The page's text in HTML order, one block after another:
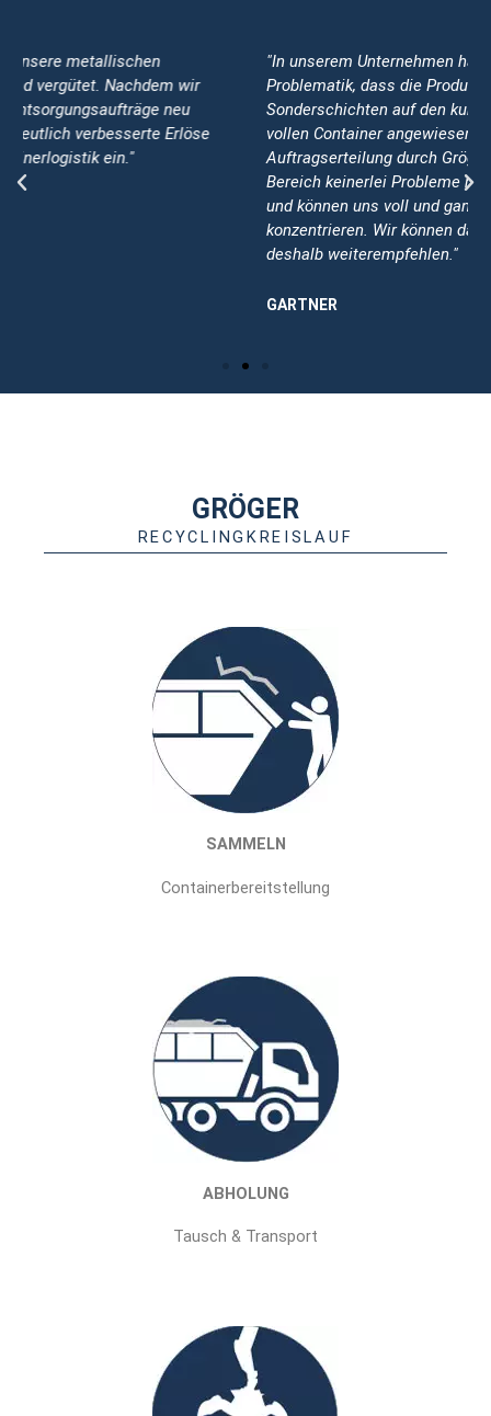
"In unserem Unternehmen haben wir immer wieder die
Problematik, dass die Produktion durch
Sonderschichten auf den kurzfristigen Austausch der
vollen Container angewiesen ist. Seit der
Auftragserteilung durch Gröger haben wir in diesem
Bereich keinerlei Probleme mehr feststellen können
und können uns voll und ganz auf unsere Kernaufgaben
konzentrieren. Wir können das Unternehmen Gröger
GRÖGER
RECYCLINGKREISLAUF
SAMMELN
Containerbereitstellung
ABHOLUNG
Tausch & Transport